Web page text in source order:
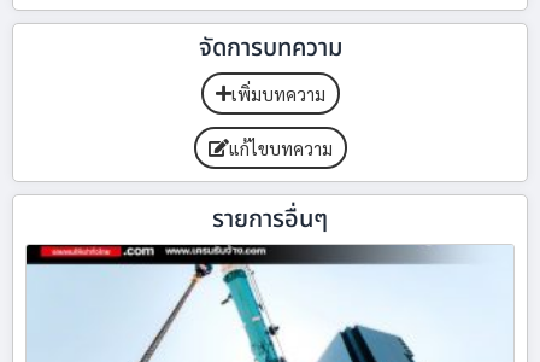
จัดการบทความ
เพิ่มบทความ
แก้ไขบทความ
รายการอื่นๆ